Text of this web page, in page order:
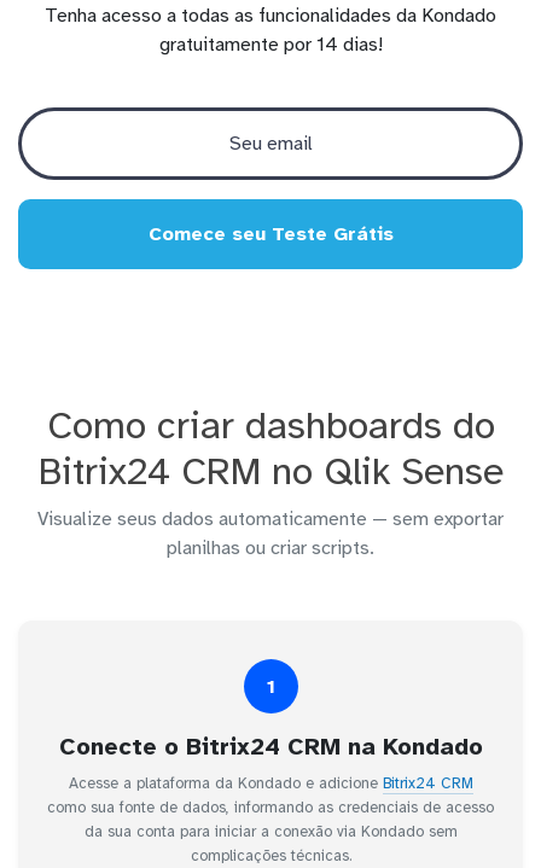
Tenha acesso a todas as funcionalidades da Kondado
gratuitamente por 14 dias!
Comece seu Teste Grátis
Como criar dashboards do
Bitrix24 CRM no Qlik Sense
Visualize seus dados automaticamente — sem exportar
planilhas ou criar scripts.
1
Conecte o Bitrix24 CRM na Kondado
Acesse a plataforma da Kondado e adicione Bitrix24 CRM
como sua fonte de dados, informando as credenciais de acesso
da sua conta para iniciar a conexão via Kondado sem
complicações técnicas.